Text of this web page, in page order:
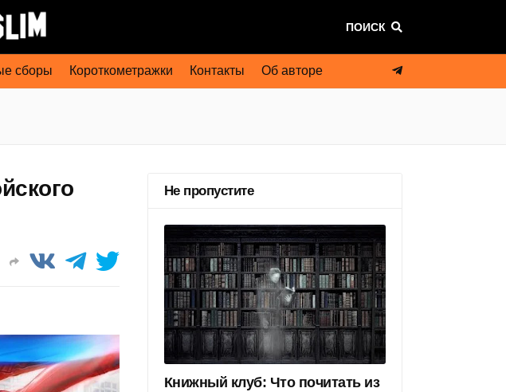
ПОИСК
сборы Короткометражки Контакты Об авторе
Не пропустите
Книжный клуб: Что почитать из